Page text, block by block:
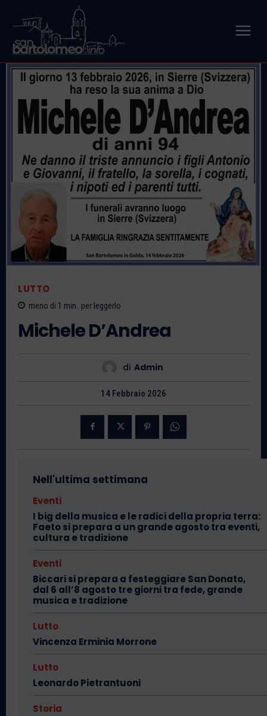
LUTTO
meno di 1 min. per leggerlo
Michele D’Andrea
di Admin
14 Febbraio 2026
Nell'ultima settimana
Eventi
I big della musica e le radici della propria terra:
Faeto si prepara a un grande agosto tra eventi,
cultura e tradizione
Eventi
Biccari si prepara a festeggiare San Donato,
dal 6 all’8 agosto tre giorni tra fede, grande
musica e tradizione
Lutto
Vincenza Erminia Morrone
Lutto
Leonardo Pietrantuoni
Storia